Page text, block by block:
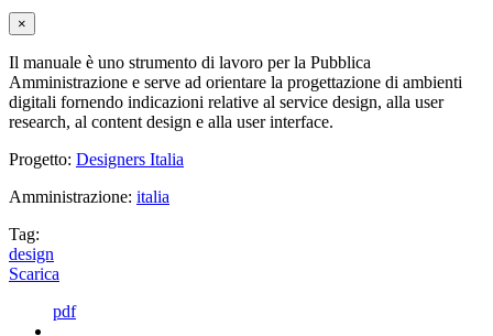
×
Il manuale è uno strumento di lavoro per la Pubblica
Amministrazione e serve ad orientare la progettazione di ambienti
digitali fornendo indicazioni relative al service design, alla user
research, al content design e alla user interface.
Progetto: Designers Italia
Amministrazione: italia
Tag:
design
Scarica
pdf